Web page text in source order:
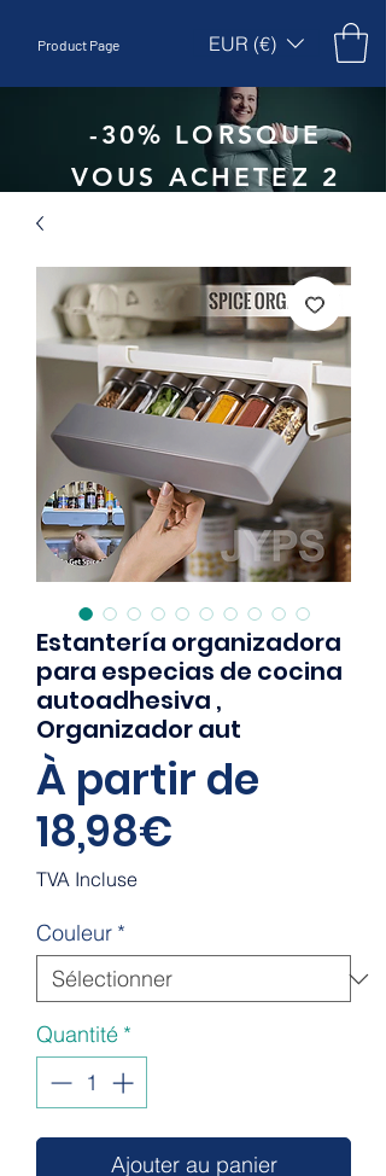
Product Page EUR (€)
-30% LORSQUE
VOUS ACHETEZ 2
:EBEPEX30
Estantería organizadora
para especias de cocina
autoadhesiva ,
Organizador aut
À partir de
18,98€
TVA Incluse
Couleur *
Quantité *
Ajouter au panier